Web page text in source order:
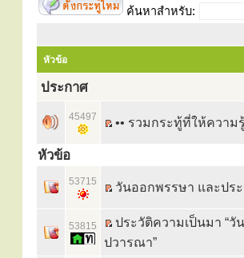
ค้นหาสำหรับ:
หัวข้อ
ประกาศ
45497 •• รวมกระทู้ที่ให้ความ
หัวข้อ
53715 วันออกพรรษา และปร
53815
ประวัติความเป็นมา “วั
ปวารณา”